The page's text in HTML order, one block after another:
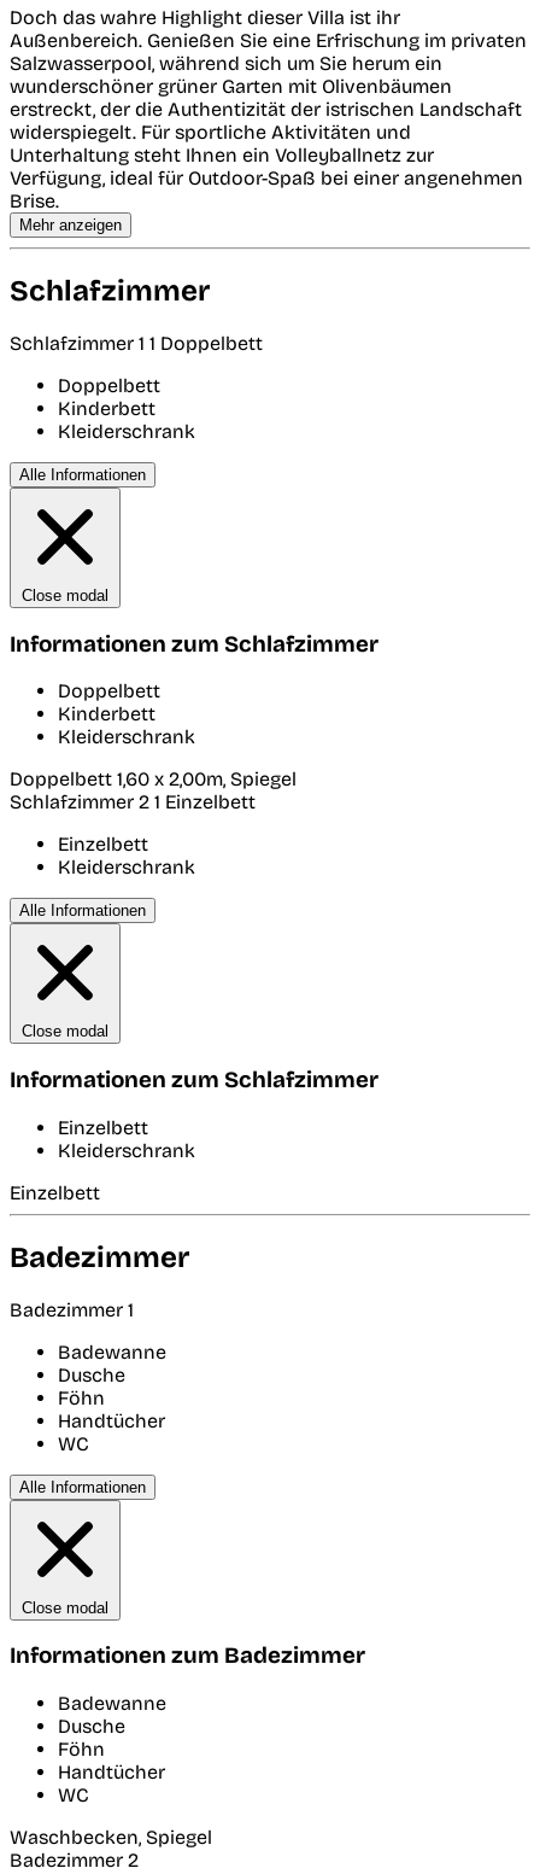
Doch das wahre Highlight dieser Villa ist ihr
Außenbereich. Genießen Sie eine Erfrischung im privaten
Salzwasserpool, während sich um Sie herum ein
wunderschöner grüner Garten mit Olivenbäumen
erstreckt, der die Authentizität der istrischen Landschaft
widerspiegelt. Für sportliche Aktivitäten und
Unterhaltung steht Ihnen ein Volleyballnetz zur
Verfügung, ideal für Outdoor-Spaß bei einer angenehmen
Brise.
Mehr anzeigen
Schlafzimmer
Schlafzimmer 1 1 Doppelbett
Doppelbett
Kinderbett
Kleiderschrank
Alle Informationen
Close modal
Informationen zum Schlafzimmer
Doppelbett
Kinderbett
Kleiderschrank
Doppelbett 1,60 x 2,00m, Spiegel
Schlafzimmer 2 1 Einzelbett
Einzelbett
Kleiderschrank
Alle Informationen
Close modal
Informationen zum Schlafzimmer
Einzelbett
Kleiderschrank
Einzelbett
Badezimmer
Badezimmer 1
Badewanne
Dusche
Föhn
Handtücher
WC
Alle Informationen
Close modal
Informationen zum Badezimmer
Badewanne
Dusche
Föhn
Handtücher
WC
Waschbecken, Spiegel
Badezimmer 2